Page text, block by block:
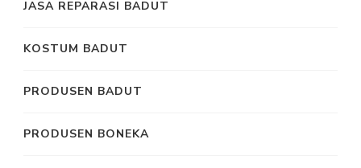
JASA REPARASI BADUT
KOSTUM BADUT
PRODUSEN BADUT
PRODUSEN BONEKA